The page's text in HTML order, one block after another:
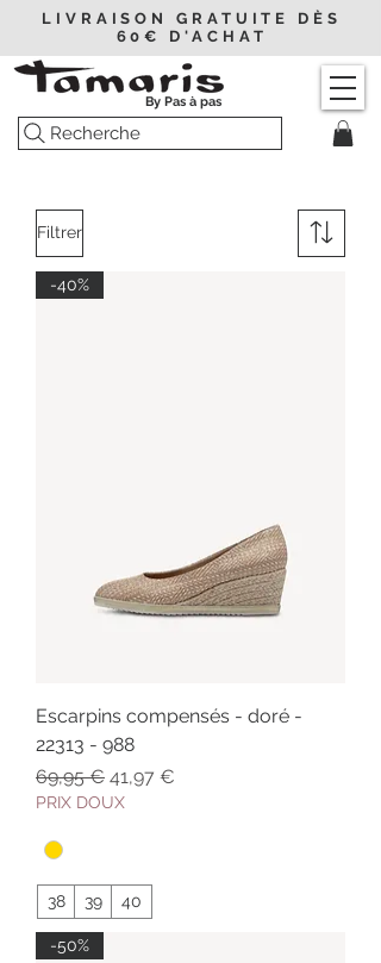
LIVRAISON GRATUITE DÈS
60€ D'ACHAT
Recherche
By Pas à pas
Filtrer
-40%
Escarpins compensés - doré -
22313 - 988
Prix original
69,95 € Prix promotionnel
41,97 €
PRIX DOUX
38 39 40
-50%